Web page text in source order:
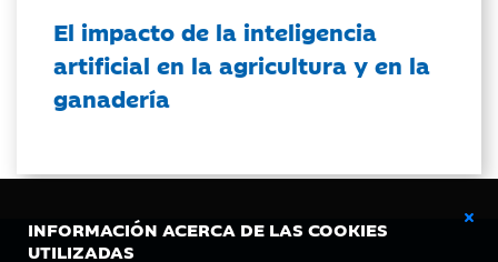
INFORMACIÓN ACERCA DE LAS COOKIES
UTILIZADAS
El impacto de la inteligencia
artificial en la agricultura y en la
ganadería